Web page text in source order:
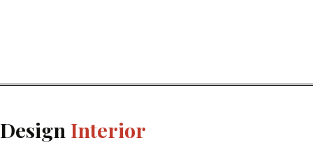
Design Interior